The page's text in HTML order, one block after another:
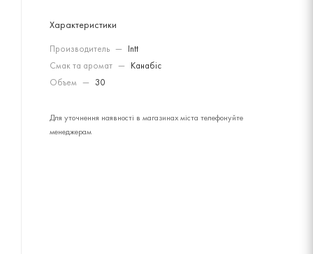
Характеристики
Производитель —
Intt
Смак та аромат
—
Канабіс
Объем
— 30
Для уточнення наявності в магазинах міста телефонуйте
менеджерам